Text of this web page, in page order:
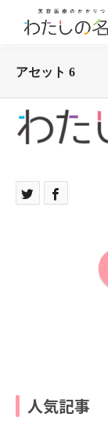
アセット 6
人気記事